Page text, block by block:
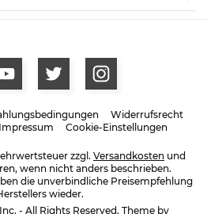
Widerrufsrecht
Impressum Cookie-Einstellungen
zzgl. Versandkosten und
wenn nicht anders beschrieben.
die unverbindliche Preisempfehlung
wieder.
- All Rights Reserved. Theme by